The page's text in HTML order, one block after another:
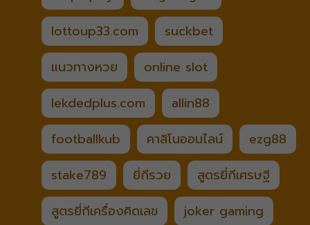
lottoup33.com
suckbet
แนวทางหวย
online slot
lekdedplus.com
allin88
footballkub
คาสิโนออนไลน์
ezg88
stake789
ยี่กีรวย
สูตรยี่กีเศรษฐี
สูตรยี่กีเครื่องคิดเลข
joker gaming